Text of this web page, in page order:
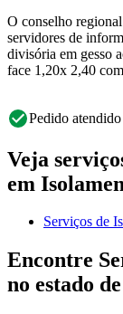
O conselho
servidores de
divisória em gesso
face 1,20x 2,40
Pedido atendido
Veja
em
Serviços de
Encontre
no estado